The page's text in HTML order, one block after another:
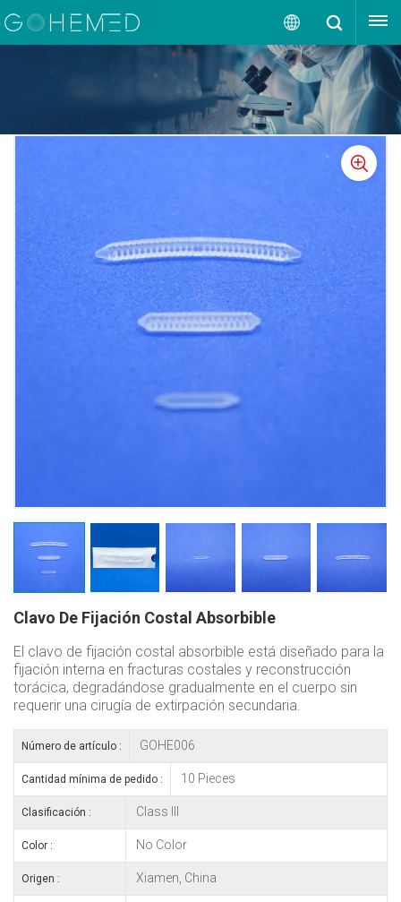
Español
English
português
العربية
OBTENGA UNA COTIZACIÓN
Clavo De Fijación Costal Absorbible
El clavo de fijación costal absorbible está diseñado para la
fijación interna en fracturas costales y reconstrucción
torácica, degradándose gradualmente en el cuerpo sin
requerir una cirugía de extirpación secundaria.
Número de artículo : GOHE006
Cantidad mínima de pedido : 10 Pieces
Clasificación : Class III
Color : No Color
Origen : Xiamen, China